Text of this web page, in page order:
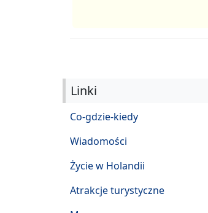
Linki
Co-gdzie-kiedy
Wiadomości
Życie w Holandii
Atrakcje turystyczne